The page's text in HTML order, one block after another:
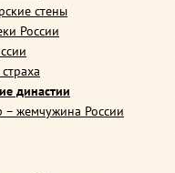
стены
России
династии
– жемчужина России